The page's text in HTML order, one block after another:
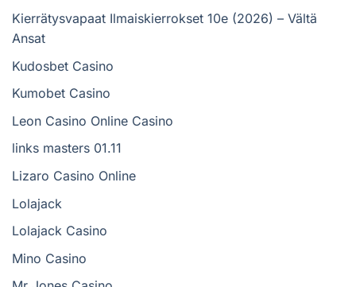
Kierrätysvapaat Ilmaiskierrokset 10e (2026) – Vältä
Ansat
Kudosbet Casino
Kumobet Casino
Leon Casino Online Casino
links masters 01.11
Lizaro Casino Online
Lolajack
Lolajack Casino
Mino Casino